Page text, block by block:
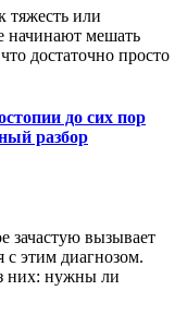
тяжесть или
начинают мешать
достаточно просто
до сих пор
разбор
зачастую вызывает
с этим диагнозом.
них: нужны ли